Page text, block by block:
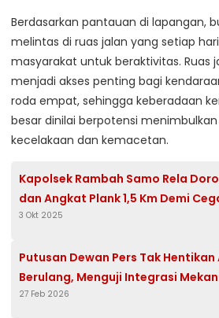
Berdasarkan pantauan di lapangan,
melintas di ruas jalan yang setiap
masyarakat untuk beraktivitas. Ruas
menjadi akses penting bagi
roda empat, sehingga keberadaan
besar dinilai berpotensi
kecelakaan dan kemacetan.
Kapolsek Rambah Samo Rela
dan Angkat Plank 1,5 Km Demi
Karhutla
3 Okt 2025
Putusan Dewan Pers Tak Hentikan
Berulang, Menguji Integrasi
Sengketa Pers di Polres Pasuruan
27 Feb 2026